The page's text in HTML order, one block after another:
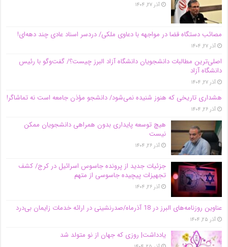
آذر ۲۷, ۱۴۰۴
مصائب دستگاه قضا در مواجهه با دعاوی ملکی/ دردسر اسناد عادی چند‌ دهه‌ای!
آذر ۲۷, ۱۴۰۴
اصلی‌ترین مطالبات دانشجویان دانشگاه آزاد البرز چیست؟/ گفت‌وگو با رئیس
دانشگاه آز‌اد
آذر ۲۷, ۱۴۰۴
هشداری تاریخی که هنوز شنیده نمی‌شود/ دانشجو مؤذن جامعه است نه تماشاگر!
آذر ۲۶, ۱۴۰۴
هیچ توسعه پایداری بدون همراهی دانشجویان ممکن
نیست
آذر ۲۶, ۱۴۰۴
جزئیات جدید از پرونده جاسوس اسرائیل در کرج/‌ کشف
تجهیزات پیچیده جاسوسی از متهم
آذر ۲۶, ۱۴۰۴
عناوین روزنامه‌های البرز در ‌18 آذرماه/صدرنشینی در ارائه خدمات زایمان بی‌درد
آذر ۲۵, ۱۴۰۴
یادداشت| روزی که جهان از نو متولد شد